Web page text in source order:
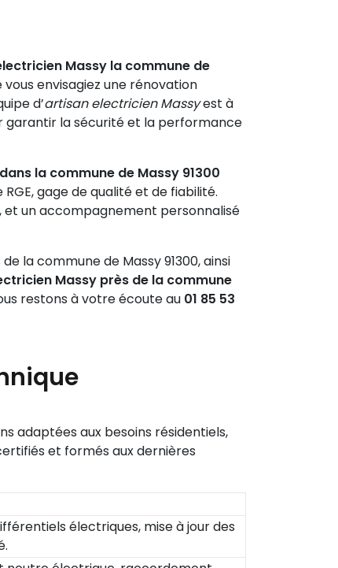
Massy la commune de
envisagiez une rénovation
d’artisan electricien Massyest à
garantir la sécurité et la performance
la commune de Massy 91300
gage de qualité et de fiabilité.
et un accompagnement personnalisé
la commune de Massy 91300, ainsi
Massy près de la commune
restons à votre écoute au 01 85 53
adaptées aux besoins résidentiels,
et formés aux dernières
électriques, mise à jour des